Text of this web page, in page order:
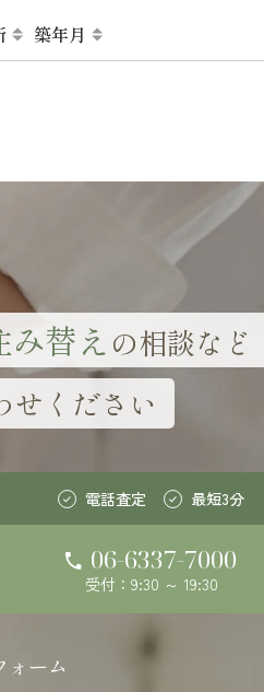
築年月
替えの相談など
せください
電話査定 最短3分
06-6337-7000
受付：9:30 ～ 19:30
ォーム